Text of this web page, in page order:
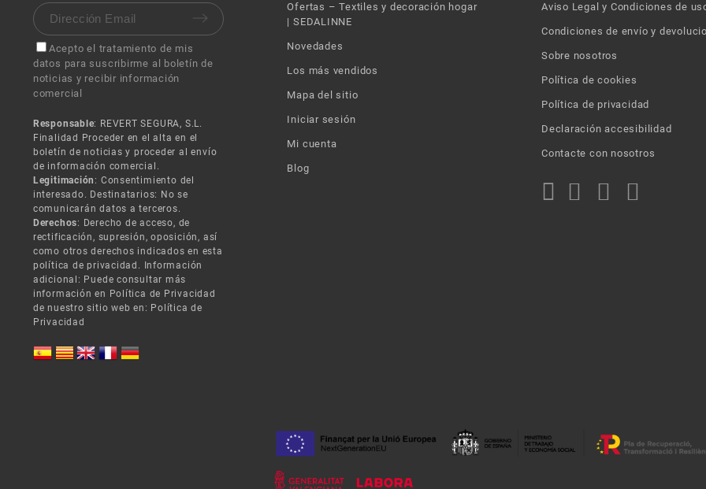
Acepto el tratamiento de mis
datos para suscribirme al boletín de
noticias y recibir información
comercial
Responsable: REVERT SEGURA, S.L.
Finalidad Proceder en el alta en el
boletín de noticias y proceder al envío
de información comercial.
Legitimación : Consentimiento del
interesado. Destinatarios: No se
comunicarán datos a terceros.
Derechos: Derecho de acceso, de
rectificación, supresión, oposición, así
como otros derechos indicados en esta
política de privacidad. Información
adicional: Puede consultar más
información en Política de Privacidad
de nuestro sitio web en: Política de
Privacidad
Ofertas – Textiles y decoración hogar
| SEDALINNE
Novedades
Los más vendidos
Mapa del sitio
Iniciar sesión
Mi cuenta
Blog
Aviso Legal y Condiciones de
Condiciones de envío y
Sobre nosotros
Política de cookies
Política de privacidad
Declaración accesibilidad
Contacte con nosotros